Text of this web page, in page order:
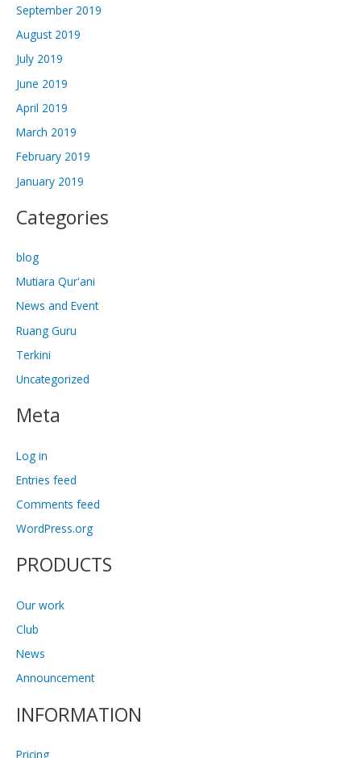
September 2019
August 2019
July 2019
June 2019
April 2019
March 2019
February 2019
January 2019
Categories
blog
Mutiara Qur'ani
News and Event
Ruang Guru
Terkini
Uncategorized
Meta
Log in
Entries feed
Comments feed
WordPress.org
PRODUCTS
Our work
Club
News
Announcement
INFORMATION
Pricing